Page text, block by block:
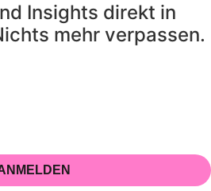
Insights direkt in
mehr verpassen.